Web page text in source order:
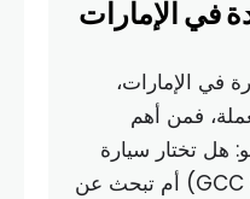
في الإمارات
في الإمارات،
فمن أهم
هل تختار سيارة
بمواصفات خليجية (GCC Spec) أم تبحث عن